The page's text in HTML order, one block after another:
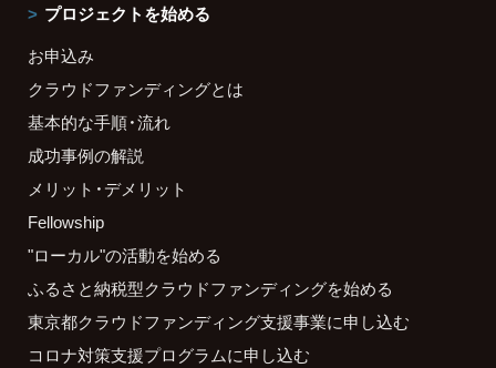
プロジェクトを始める
お申込み
クラウドファンディングとは
基本的な手順・流れ
成功事例の解説
メリット・デメリット
Fellowship
"ローカル"の活動を始める
ふるさと納税型クラウドファンディングを始める
東京都クラウドファンディング支援事業に申し込む
コロナ対策支援プログラムに申し込む